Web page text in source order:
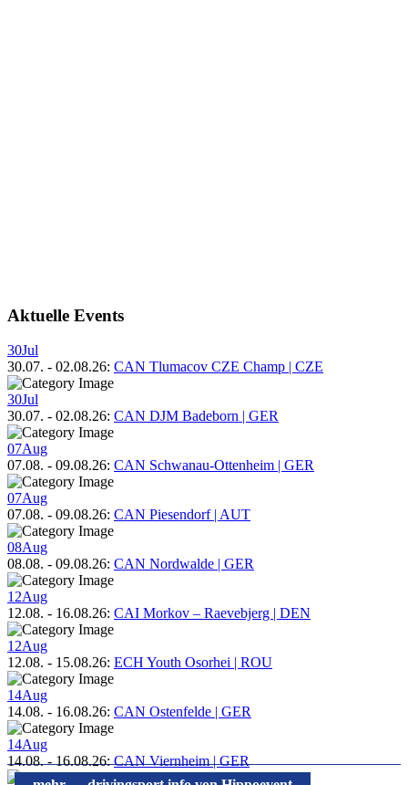
Aktuelle Events
30Jul
30.07. - 02.08.26: CAN Tlumacov CZE Champ | CZE
30Jul
30.07. - 02.08.26: CAN DJM Badeborn | GER
07Aug
07.08. - 09.08.26: CAN Schwanau-Ottenheim | GER
07Aug
07.08. - 09.08.26: CAN Piesendorf | AUT
08Aug
08.08. - 09.08.26: CAN Nordwalde | GER
12Aug
12.08. - 16.08.26: CAI Morkov – Raevebjerg | DEN
12Aug
12.08. - 15.08.26: ECH Youth Osorhei | ROU
14Aug
14.08. - 16.08.26: CAN Ostenfelde | GER
14Aug
14.08.-16.08.26:CAN Viernheim | GER